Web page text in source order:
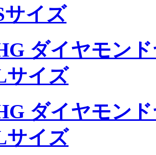
サイズ
ダイヤモン
サイズ
ダイヤモン
サイズ